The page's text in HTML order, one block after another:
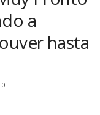
a
hasta
0